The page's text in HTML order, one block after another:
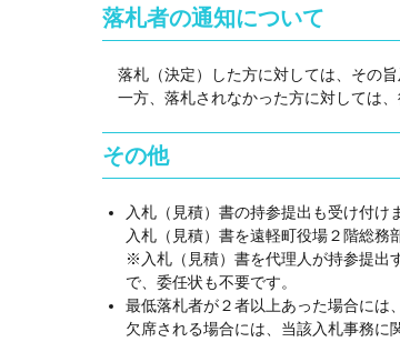
落札者の通知について
落札（決定）した方に対しては、その旨
一方、落札されなかった方に対しては、
その他
入札（見積）書の持参提出も受け付け
入札（見積）書を遠軽町役場２階総務
※入札（見積）書を代理人が持参提出
で、委任状も不要です。
最低落札者が２者以上あった場合には
欠席される場合には、当該入札事務に